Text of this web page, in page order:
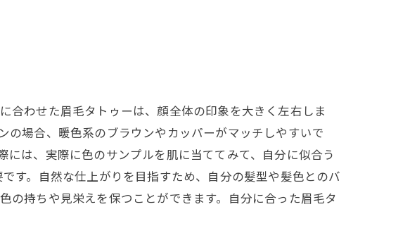
合わせた眉毛タトゥーは、顔全体の印象を大きく左右しま
の場合、暖色系のブラウンやカッパーがマッチしやすいで
は、実際に色のサンプルを肌に当ててみて、自分に似合う
す。自然な仕上がりを目指すため、自分の髪型や髪色とのバ
の持ちや見栄えを保つことができます。自分に合った眉毛タ